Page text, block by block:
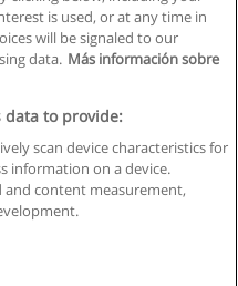
информации
- CIF : B-95610580: -
is used, or at any time in
will be signaled to our
data. Más información sobre
to provide:
scan device characteristics for
information on a device.
and content measurement,